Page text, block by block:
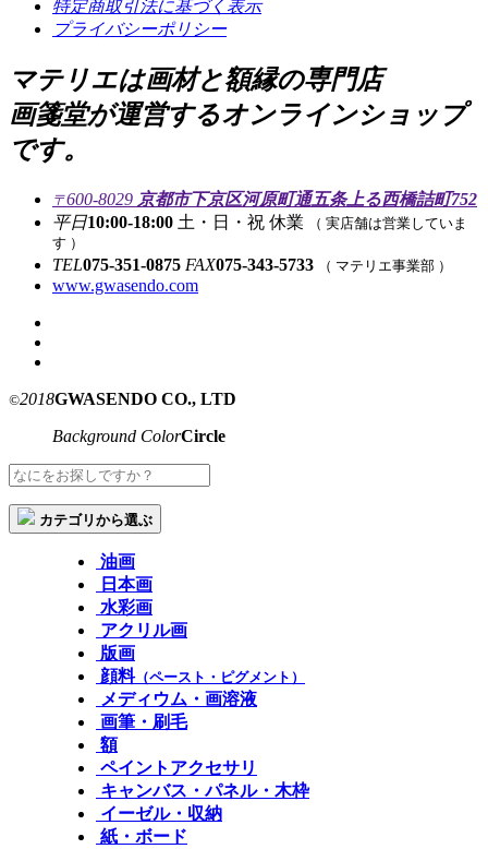
特定商取引法に基づく表示
プライバシーポリシー
マテリエは画材と額縁の専門店
画箋堂が運営するオンラインショップ
です。
〒600-8029 京都市下京区河原町通五条上る西橋詰町752
平日10:00-18:00 土・日・祝 休業 （ 実店舗は営業していま
す ）
TEL075-351-0875 FAX075-343-5733 （ マテリエ事業部 ）
www.gwasendo.com
©2018GWASENDO CO., LTD
Background ColorCircle
カテゴリから選ぶ
油画
日本画
水彩画
アクリル画
版画
顔料（ペースト・ピグメント）
メディウム・画溶液
画筆・刷毛
額
ペイントアクセサリ
キャンバス・パネル・木枠
イーゼル・収納
紙・ボード